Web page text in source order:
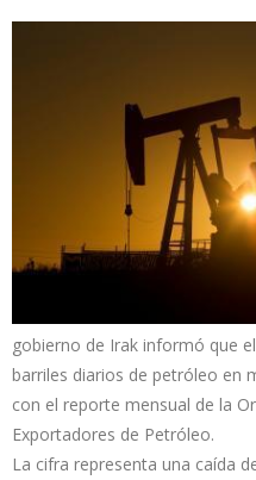
gobierno de Irak informó que
barriles diarios de petróleo en
con el reporte mensual de la
Exportadores de Petróleo.
La cifra representa una caída